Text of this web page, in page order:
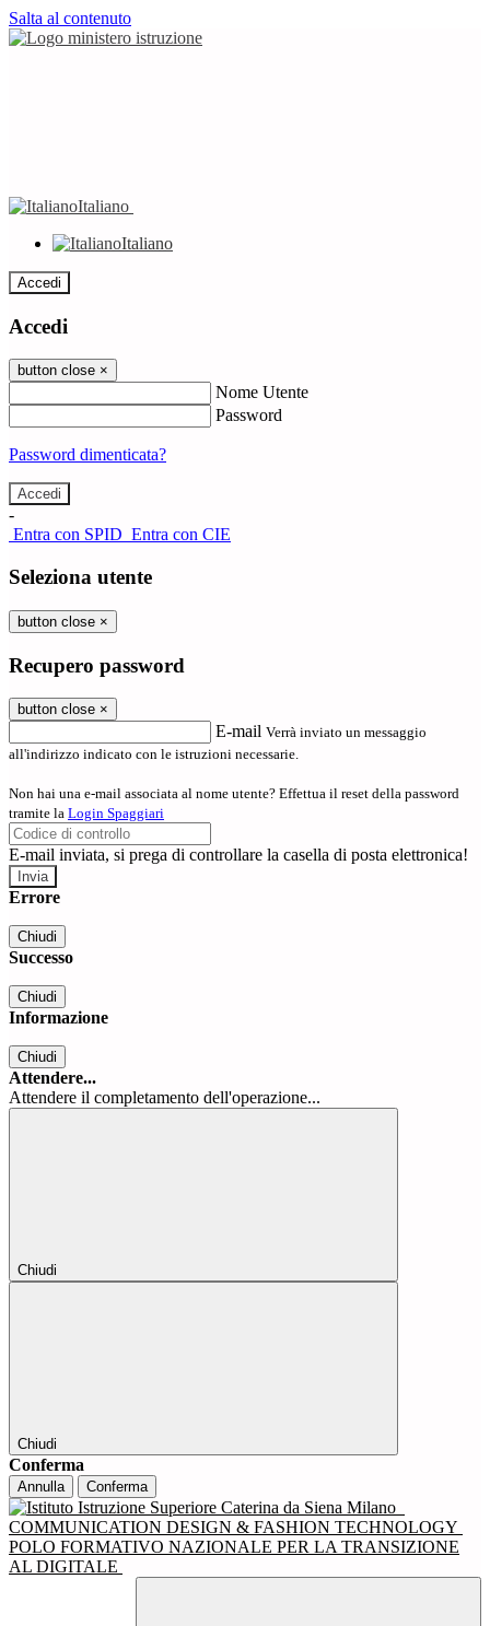
Salta al contenuto
Italiano
Italiano
Accedi
Accedi
button close ×
Nome Utente
Password
Password dimenticata?
-
Entra con SPID Entra con CIE
Seleziona utente
button close ×
Recupero password
button close ×
E-mail Verrà inviato un messaggio
all'indirizzo indicato con le istruzioni necessarie.
Non hai una e-mail associata al nome utente? Effettua il reset della password
tramite la Login Spaggiari
E-mail inviata, si prega di controllare la casella di posta elettronica!
Errore
Chiudi
Successo
Chiudi
Informazione
Chiudi
Attendere...
Attendere il completamento dell'operazione...
Chiudi
Chiudi
Conferma
Annulla Conferma
COMMUNICATION DESIGN & FASHION TECHNOLOGY
POLO FORMATIVO NAZIONALE PER LA TRANSIZIONE
AL DIGITALE